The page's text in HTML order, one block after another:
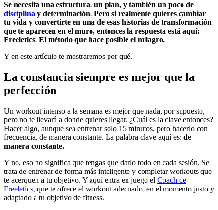
Se necesita una estructura, un plan, y también un poco de
disciplina y determinación. Pero si realmente quieres cambiar
tu vida y convertirte en una de esas historias de transformación
que te aparecen en el muro, entonces la respuesta está aquí:
Freeletics. El método que hace posible el milagro.
Y en este artículo te mostraremos por qué.
La constancia siempre es mejor que la
perfección
Un workout intenso a la semana es mejor que nada, por supuesto,
pero no te llevará a donde quieres llegar. ¿Cuál es la clave entonces?
Hacer algo, aunque sea entrenar solo 15 minutos, pero hacerlo con
frecuencia, de manera constante. La palabra clave aquí es: de
manera constante.
Y no, eso no significa que tengas que darlo todo en cada sesión. Se
trata de entrenar de forma más inteligente y completar workouts que
te acerquen a tu objetivo. Y aquí entra en juego el Coach de
Freeletics, que te ofrece el workout adecuado, en el momento justo y
adaptado a tu objetivo de fitness.